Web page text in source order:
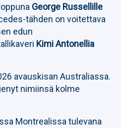
George Russellille
tähden on voitettava
edun
Kimi Antonellia
avauskisan Australiassa.
nimiinsä kolme
Montrealissa tulevana